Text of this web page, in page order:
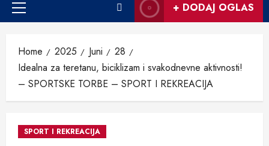
Primary
+ DODAJ OGLAS
Home 2025 Juni
28
Idealna za teretanu, biciklizam i svakodnevne aktivnosti!
– SPORTSKE TORBE – SPORT I REKREACIJA
SPORT I REKREACIJA